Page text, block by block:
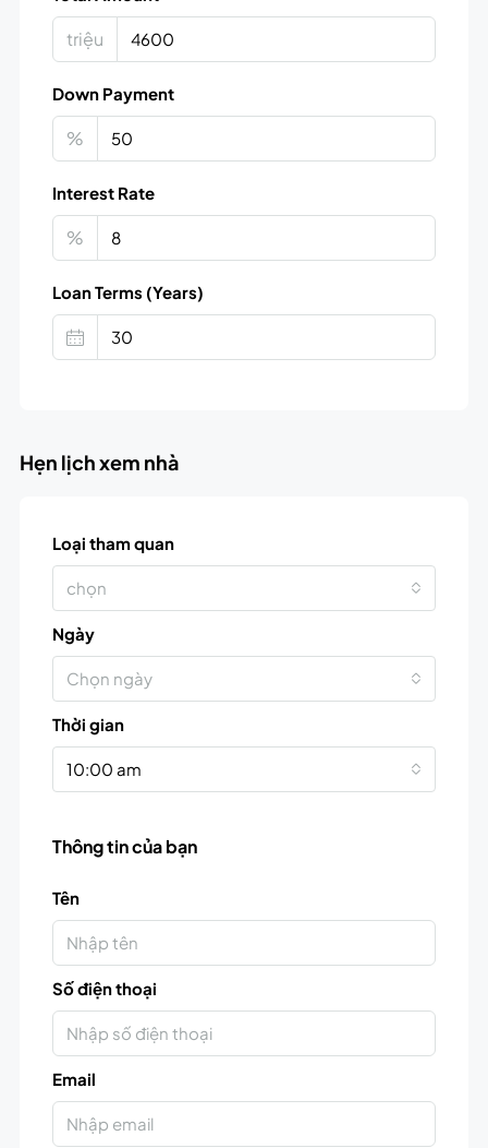
triệu
Down Payment
%
Interest Rate
%
Loan Terms (Years)
Hẹn lịch xem nhà
Loại tham quan
chọn
Ngày
Chọn ngày
Thời gian
10:00 am
Thông tin của bạn
Tên
Số điện thoại
Email